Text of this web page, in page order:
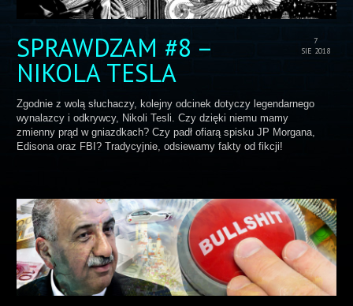
LOGOWANIE
7
SIE 2018
SPRAWDZAM #8 –
NIKOLA TESLA
Zgodnie z wolą słuchaczy, kolejny odcinek dotyczy legendarnego
wynalazcy i odkrywcy, Nikoli Tesli. Czy dzięki niemu mamy
zmienny prąd w gniazdkach? Czy padł ofiarą spisku JP Morgana,
Edisona oraz FBI? Tradycyjnie, odsiewamy fakty od fikcji!